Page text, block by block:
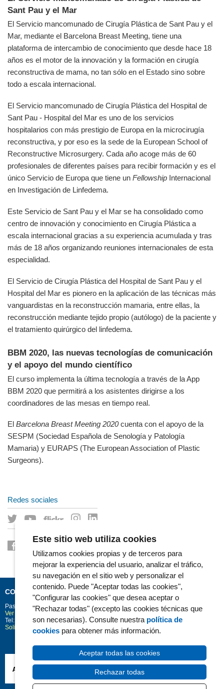
Sant Pau y el Mar
El Servicio mancomunado de Cirugía Plástica de Sant Pau y el
Mar, mediante el Barcelona Breast Meeting, tiene una
plataforma de intercambio de conocimiento que desde hace 18
años es el motor de la innovación y la formación en cirugía
reconstructiva de mama, no tan sólo en el Estado sino sobre
todo a escala internacional.
El Servicio mancomunado de Cirugía Plástica del Hospital de
Sant Pau - Hospital del Mar es uno de los servicios
hospitalarios con más prestigio de Europa en la microcirugía
reconstructiva, y por eso es la sede de la European School of
Reconstructive Microsurgery. Cada año acoge más de 60
profesionales de diferentes países para recibir formación y es el
único Servicio de Europa que tiene un Fellowship Internacional
en Investigación de Linfedema.
Este Servicio de Sant Pau y el Mar se ha consolidado como
centro de innovación y conocimiento en Cirugía Plástica a
escala internacional gracias a su experiencia acumulada y tras
más de 18 años organizando reuniones internacionales de esta
especialidad.
El Servicio de Cirugía Plástica del Hospital de Sant Pau y el
Hospital del Mar es pionero en la aplicación de las técnicas más
vanguardistas en la reconstrucción mamaria, entre ellas, la
reconstrucción mediante tejido propio (autólogo) de la paciente y
el tratamiento quirúrgico del linfedema.
BBM 2020, las nuevas tecnologías de comunicación
y el apoyo del mundo científico
El curso implementa la última tecnología a través de la App
BBM 2020 que permitirá a los asistentes dirigirse a los
coordinadores de las mesas en tiempo real.
El Barcelona Breast Meeting 2020cuenta con el apoyo de la
SESPM (Sociedad Española de Senología y Patología
Mamaria) y EURAPS (The European Association of Plastic
Surgeons).
Redes sociales
CONTACTO
Passeig Marítim 25-29 Barcelona 08003
Ver la situación en Google Maps
Tel: 93 248 30 00 · Fax: 93 248 32 54
Solicitud de información
Este sitio web utiliza cookies
Utilizamos cookies propias y de terceros para
mejorar la experiencia del usuario, analizar el tráfico,
su navegación en el sitio web y personalizar el
contenido. Puede "Aceptar todas las cookies",
"Configurar las cookies" que desea aceptar o
"Rechazar todas" (excepto las cookies técnicas que
son necesarias). Consulte nuestra política de
cookies para obtener más información.
Aceptar todas las cookies
Rechazar todas